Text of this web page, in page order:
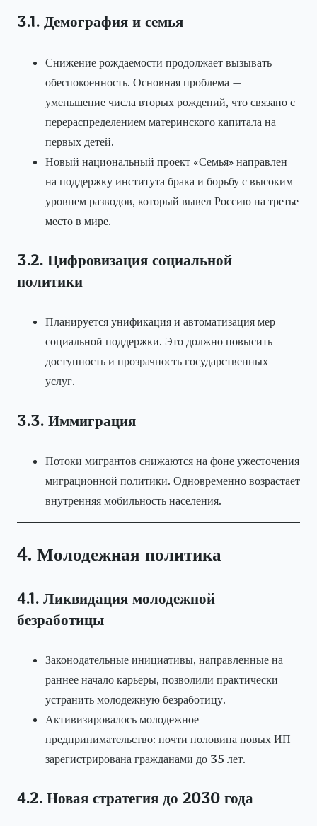
3.1. Демография и семья
Снижение рождаемости продолжает вызывать
обеспокоенность. Основная проблема —
уменьшение числа вторых рождений, что связано с
перераспределением материнского капитала на
первых детей.
Новый национальный проект «Семья» направлен
на поддержку института брака и борьбу с высоким
уровнем разводов, который вывел Россию на третье
место в мире.
3.2. Цифровизация социальной
политики
Планируется унификация и автоматизация мер
социальной поддержки. Это должно повысить
доступность и прозрачность государственных
услуг.
3.3. Иммиграция
Потоки мигрантов снижаются на фоне ужесточения
миграционной политики. Одновременно возрастает
внутренняя мобильность населения.
4. Молодежная политика
4.1. Ликвидация молодежной
безработицы
Законодательные инициативы, направленные на
раннее начало карьеры, позволили практически
устранить молодежную безработицу.
Активизировалось молодежное
предпринимательство: почти половина новых ИП
зарегистрирована гражданами до 35 лет.
4.2. Новая стратегия до 2030 года